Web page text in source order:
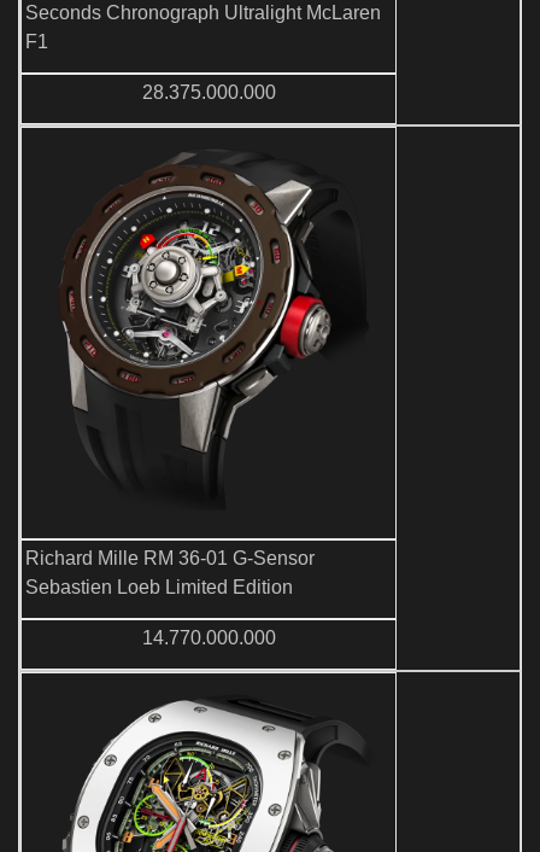
Seconds Chronograph Ultralight McLaren
F1
28.375.000.000
Richard Mille RM 36-01 G-Sensor
Sebastien Loeb Limited Edition
14.770.000.000